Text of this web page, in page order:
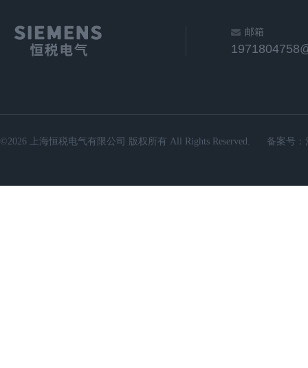
邮箱
©2026 上海恒税电气有限公司 版权所有 All Rights Reserved. 备案号：